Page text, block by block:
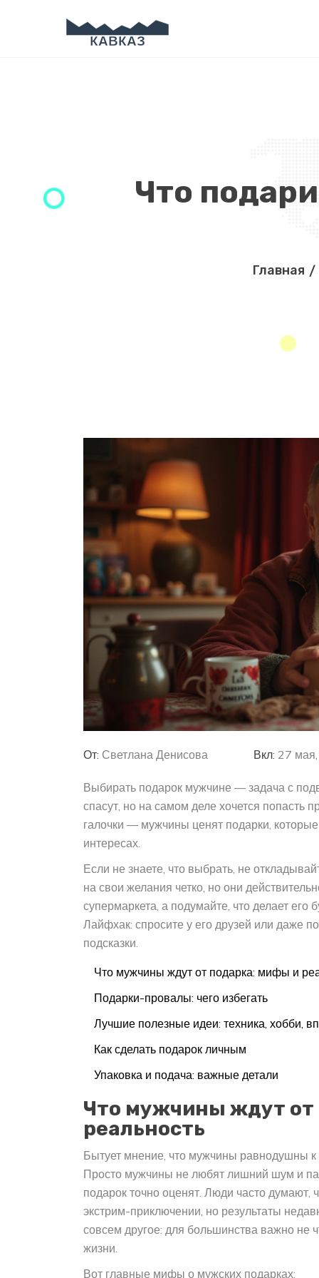
Что
Главная
От: Светлана Денисова Вкл: 27
Выбирать подарок мужчине — задача с
спасут, но на самом деле хочется попасть
галочки — мужчины ценят подарки,
интересах.
Если не знаете, что выбрать, не
на свои желания четко, но они
супермаркета, а подумайте, что делает
Лайфхак: спросите у его друзей или даже
подсказки.
Что мужчины ждут от подарка: мифы и
Подарки-провалы: чего избегать
Лучшие полезные идеи: техника, хобби,
Как сделать подарок личным
Упаковка и подача: важные детали
Что мужчины ждут
реальность
Бытует мнение, что мужчины равнодушны
Просто мужчины не любят лишний шум и
подарок точно оценят. Люди часто думают,
экстрим-приключении, но результаты
совсем другое: для большинства важно не
жизни.
Вот главные мифы о мужских подарках: